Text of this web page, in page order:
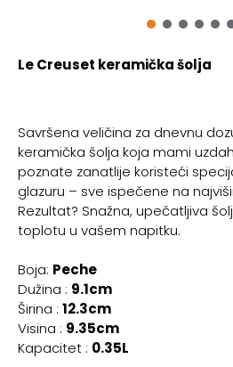
Le Creuset keramička šolja
Savršena veličina za dnevnu
keramička šolja koja mami
poznate zanatlije koristeći
glazuru – sve ispečene na
Rezultat? Snažna, upečatljiva
toplotu u vašem napitku.
Boja: Peche
Dužina : 9.1cm
Širina : 12.3cm
Visina : 9.35cm
Kapacitet : 0.35L